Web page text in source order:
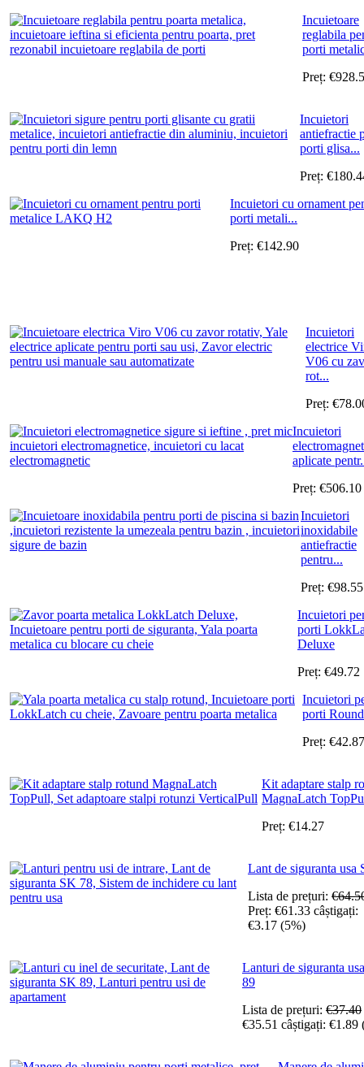
Incuietoare
reglabila
porti
Preț: €
Incuietori
antiefractie
porti glisa...
Preț: €
Incuietori cu ornament
porti metali...
Preț: €142.90
Incuietori
electrice
V06 cu
rot...
Preț: €
Incuietori
aplicate
Preț: €506.10
Incuietori
inoxidabile
antiefractie
pentru...
Preț: €98.55
Incuietori
porti
Deluxe
Preț: €49.72
Incuietori
porti
Preț: €42.87
Kit adaptare stalp
MagnaLatch
Preț: €14.27
Lant de siguranta usa
Lista de prețuri: €
Preț: €61.33 câștigați:
€3.17 (5%)
Lanturi de siguranta
89
Lista de prețuri: €37.40
€35.51 câștigați: €1.89